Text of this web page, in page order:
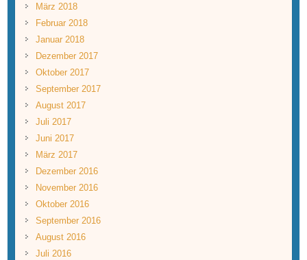
März 2018
Februar 2018
Januar 2018
Dezember 2017
Oktober 2017
September 2017
August 2017
Juli 2017
Juni 2017
März 2017
Dezember 2016
November 2016
Oktober 2016
September 2016
August 2016
Juli 2016